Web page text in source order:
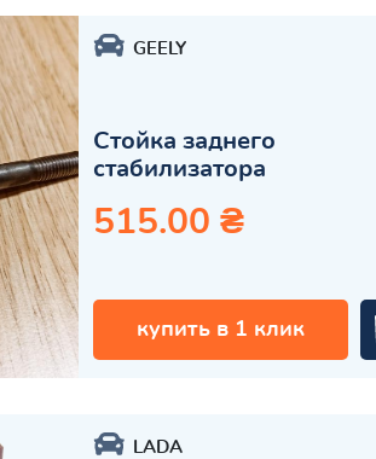
GEELY
Стойка заднего
стабилизатора
515.00 ₴
купить в 1 клик
LADA